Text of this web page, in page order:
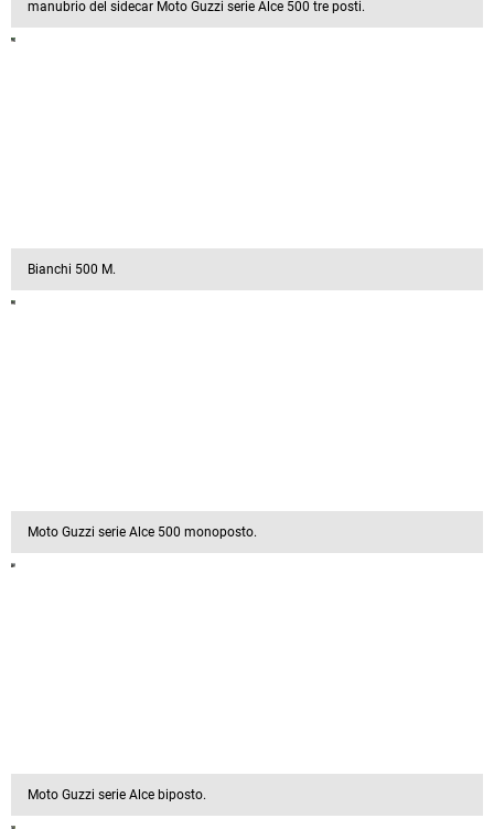
manubrio del sidecar Moto Guzzi serie Alce 500 tre posti.
Bianchi 500 M.
Moto Guzzi serie Alce 500 monoposto.
Moto Guzzi serie Alce biposto.